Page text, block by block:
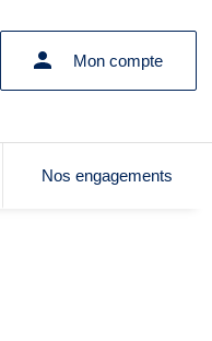
Mon compte
Nos engagements